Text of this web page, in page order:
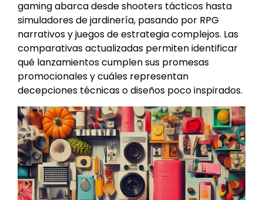
gaming abarca desde shooters tácticos hasta
simuladores de jardinería, pasando por RPG
narrativos y juegos de estrategia complejos. Las
comparativas actualizadas permiten identificar
qué lanzamientos cumplen sus promesas
promocionales y cuáles representan
decepciones técnicas o diseños poco inspirados.